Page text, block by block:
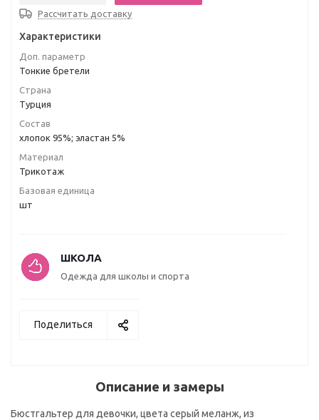
Рассчитать доставку
Характеристики
Доп. параметр
Тонкие бретели
Страна
Турция
Состав
хлопок 95%; эластан 5%
Материал
Трикотаж
Базовая единица
шт
ШКОЛА
Одежда для школы и спорта
Поделиться
Описание и замеры
Бюстгальтер для девочки, цвета серый меланж, из